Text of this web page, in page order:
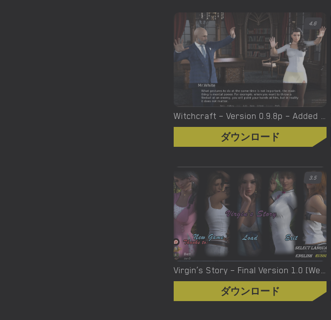
4.6
Witchcraft – Version 0.9.8p – Added Android Port [Red Silhouette]
ダウンロード
3.5
Virgin’s Story – Final Version 1.0 [Wet Pantsu Games]
ダウンロード